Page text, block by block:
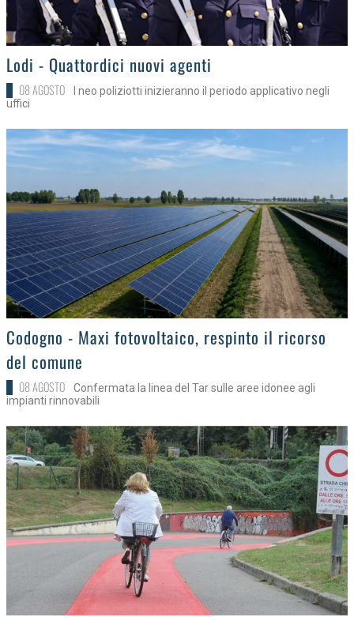
>Lodi - Quattordici nuovi agenti
08 AGOSTO
I neo poliziotti inizieranno il periodo applicativo negli
uffici
>
Codogno - Maxi fotovoltaico, respinto il ricorso
del comune
08 AGOSTO
Confermata la linea del Tar sulle aree idonee agli
impianti rinnovabili